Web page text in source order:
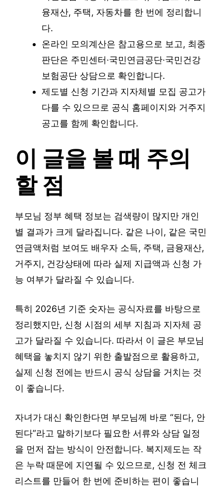
융재산, 주택, 자동차를 한 번에 정리합니
다.
온라인 모의계산은 참고용으로 보고, 최종
판단은 주민센터·국민연금공단·국민건강
보험공단 상담으로 확인합니다.
제도별 신청 기간과 지자체별 모집 공고가
다를 수 있으므로 공식 홈페이지와 거주지
공고를 함께 확인합니다.
이 글을 볼 때 주의
할 점
부모님 정부 혜택 정보는 검색량이 많지만 개인
별 결과가 크게 달라집니다. 같은 나이, 같은 국민
연금액처럼 보여도 배우자 소득, 주택, 금융재산,
거주지, 건강상태에 따라 실제 지급액과 신청 가
능 여부가 달라질 수 있습니다.
특히 2026년 기준 숫자는 공식자료를 바탕으로
정리했지만, 신청 시점의 세부 지침과 지자체 공
고가 달라질 수 있습니다. 따라서 이 글은 부모님
혜택을 놓치지 않기 위한 출발점으로 활용하고,
실제 신청 전에는 반드시 공식 상담을 거치는 것
이 좋습니다.
자녀가 대신 확인한다면 부모님께 바로 “된다, 안
된다”라고 말하기보다 필요한 서류와 상담 일정
을 먼저 잡는 방식이 안전합니다. 복지제도는 작
은 누락 때문에 지연될 수 있으므로, 신청 전 체크
리스트를 만들어 한 번에 준비하는 편이 좋습니